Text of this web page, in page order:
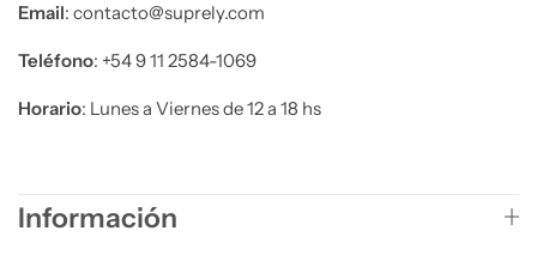
Email: contacto@suprely.com
Teléfono​: +54 9 11 2584-1069
Horario: Lunes a Viernes de 12 a 18 hs
Información